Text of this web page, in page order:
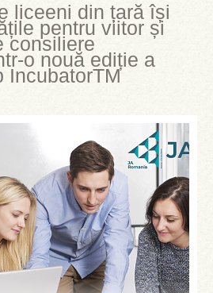
liceeni din țară își
pentru viitor și
consiliere
o nouă ediție a
IncubatorTM